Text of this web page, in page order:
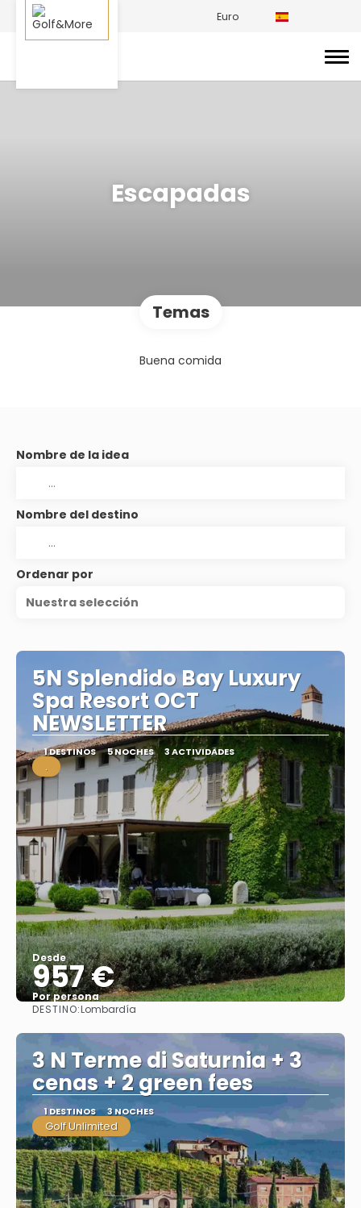
Euro
Escapadas
Temas
Buena comida
Nombre de la idea
Nombre del destino
Ordenar por
Nuestra selección
5N Splendido Bay Luxury
Spa Resort OCT
NEWSLETTER
1 DESTINOS 5 NOCHES 3 ACTIVIDADES
.
Desde
957 €
Por persona
DESTINO:Lombardía
3 N Terme di Saturnia + 3
cenas + 2 green fees
1 DESTINOS 3 NOCHES
Golf Unlimited